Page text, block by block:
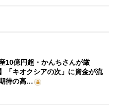
産10億円超・かんちさんが厳
「キオクシアの次」に資金が流
待の高…